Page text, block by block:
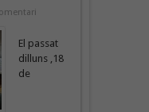
El passat
dilluns ,18
de